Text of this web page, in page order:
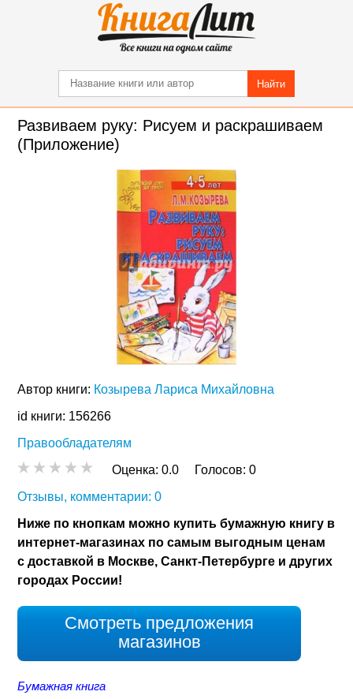
Найти
Развиваем руку: Рисуем и раскрашиваем
(Приложение)
Автор книги: Козырева Лариса Михайловна
id книги: 156266
Правообладателям
Оценка:0.0 Голосов:0
Отзывы, комментарии: 0
Ниже по кнопкам можно купить бумажную книгу в
интернет-магазинах по самым выгодным ценам
с доставкой в Москве, Санкт-Петербурге и других
городах России!
Смотреть предложения
магазинов
Бумажная книга